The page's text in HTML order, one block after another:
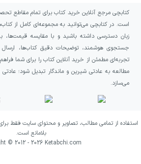
کتابچی مرجع آنلاین خرید کتاب برای تمام مقاطع
است. در کتابچی می‌توانید به مجموعه‌ای کامل از
زبان دسترسی داشته باشید و با مقایسه قیمت‌ها،
جستجوی هوشمند، توضیحات دقیق کتاب‌ها، ارسال
تجربه‌ای مطمئن از خرید آنلاین کتاب را برای شما
مطالعه به عادتی شیرین و ماندگار تبدیل شود؛ عادتی
می‌سازد.
استفاده از تمامی مطالب، تصاویر و محتوای سایت فقط
بلامانع است.
© 2012 - 2026 Ketabchi.com